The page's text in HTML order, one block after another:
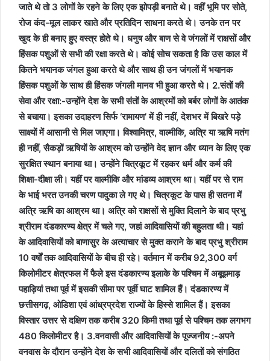
जाते थे तो 3 लोगों के रहने के लिए एक झोपड़ी बनाते थे। वहीं भूमि पर सोते,
रोज कंद-मूल लाकर खाते और प्रतिदिन साधना करते थे। उनके तन पर
खुद के ही बनाए हुए वस्त्र होते थे। धनुष और बाण से वे जंगलों में राक्षसों और
हिंसक पशुओं से सभी की रक्षा करते थे। कोई सोच सकता है कि उस काल में
कितने भयानक जंगल हुआ करते थे और साथ ही उन जंगलों में भयानक
हिंसक पशुओं के साथ ही हिंसक जंगली मानव भी हुआ करते थे। 2.संतों की
सेवा और रक्षा:-उन्होंने देश के सभी संतों के आश्रमों को बर्बर लोगों के आतंक
से बचाया। इसका उदाहरण सिर्फ ‘रामायण’ में ही नहीं, देशभर में बिखरे पड़े
साक्ष्यों में आसानी से मिल जाएगा। विश्वामित्र, वाल्मीकि, अत्रि या ऋषि मतंग
ही नहीं, सैकड़ों ऋषियों केआश्रमको उन्होंने वेद ज्ञान और ध्यान के लिए एक
सुरक्षित स्थान बनाया था। उन्होंने चित्रकूट में रहकर धर्म और कर्म की
शिक्षा-दीक्षा ली। यहीं पर वाल्मीकि और मांडव्य आश्रम था। यहीं पर से राम
के भाई भरत उनकी चरण पादुका ले गए थे। चित्रकूट के पास ही सतना में
अत्रि ऋषि का आश्रम था। अत्रि को राक्षसों से मुक्ति दिलाने के बाद प्रभु
श्रीराम दंडकारण्य क्षेत्र में चले गए, जहां आदिवासियों की बहुलता थी। यहां
के आदिवासियों को बाणासुर के अत्याचार से मुक्त कराने के बाद प्रभु श्रीराम
10 वर्षों तक आदिवासियों के बीच ही रहे। वर्तमान में करीब 92,300 वर्ग
किलोमीटर क्षेत्रफल में फैले इस दंडकारण्य इलाके के पश्चिम में अबूझमाड़
पहाड़ियां तथा पूर्व में इसकी सीमा पर पूर्वी घाट शामिल हैं। दंडकारण्य में
छत्तीसगढ़, ओडिशा एवं आंध्रप्रदेश राज्यों के हिस्से शामिल हैं। इसका
विस्तार उत्तर से दक्षिण तक करीब 320 किमी तथा पूर्व से पश्चिम तक लगभग
480 किलोमीटर है। 3.वनवासी और आदिवासियों के पूज्जनीय :-अपने
वनवास के दौरान उन्होंने देश के सभी आदिवासियों और दलितों को संगठित